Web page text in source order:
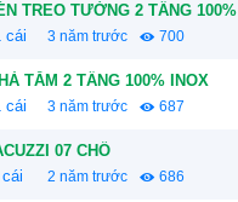
TREO TƯỜNG 2 TẦNG
cái 3 năm trước 700
TẮM 2 TẦNG 100% INOX
cái 3 năm trước 687
07 CHỔ
2 năm trước 686